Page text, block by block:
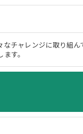
チャレンジに取り組ん
す。